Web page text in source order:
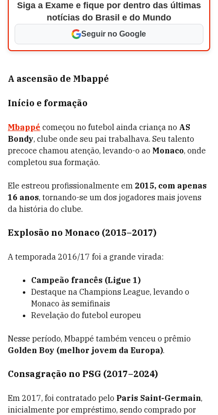
Siga a Exame e fique por dentro das últimas
notícias do Brasil e do Mundo
Seguir no Google
A ascensão de Mbappé
Início e formação
Mbappé começou no futebol ainda criança no AS
Bondy, clube onde seu pai trabalhava. Seu talento
precoce chamou atenção, levando-o ao Monaco, onde
completou sua formação.
Ele estreou profissionalmente em 2015, com apenas
16 anos, tornando-se um dos jogadores mais jovens
da história do clube.
Explosão no Monaco (2015–2017)
A temporada 2016/17 foi a grande virada:
Campeão francês (Ligue 1)
Destaque na Champions League, levando o
Monaco às semifinais
Revelação do futebol europeu
Nesse período, Mbappé também venceu o prêmio
Golden Boy (melhor jovem da Europa).
Consagração no PSG (2017–2024)
Em 2017, foi contratado pelo Paris Saint-Germain,
inicialmente por empréstimo, sendo comprado por